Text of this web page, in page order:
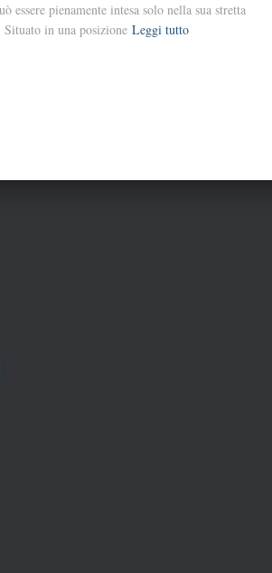
pienamente intesa solo nella sua stretta
in una posizione Leggi tutto